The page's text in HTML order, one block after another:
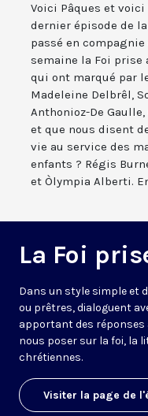
Voici Pâques et
dernier épisode de
passé en
semaine la Foi prise
qui ont marqué par
Madeleine Delbrêl,
Anthonioz-De
et que nous disent
vie au service des
enfants ? Régis
et Òlympia Alberti.
La Foi
Dans un style simple et
ou prêtres, dialoguent
apportant des réponses
nous poser sur la foi, la
chrétiennes.
Visiter la page de